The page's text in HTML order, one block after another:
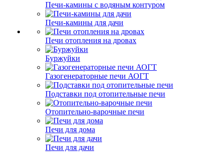
Печи-камины с водяным контуром
Печи-камины для дачи
Печи отопления на дровах
Буржуйки
Газогенераторные печи АОГТ
Подставки под отопительные печи
Отопительно-варочные печи
Печи для дома
Печи для дачи